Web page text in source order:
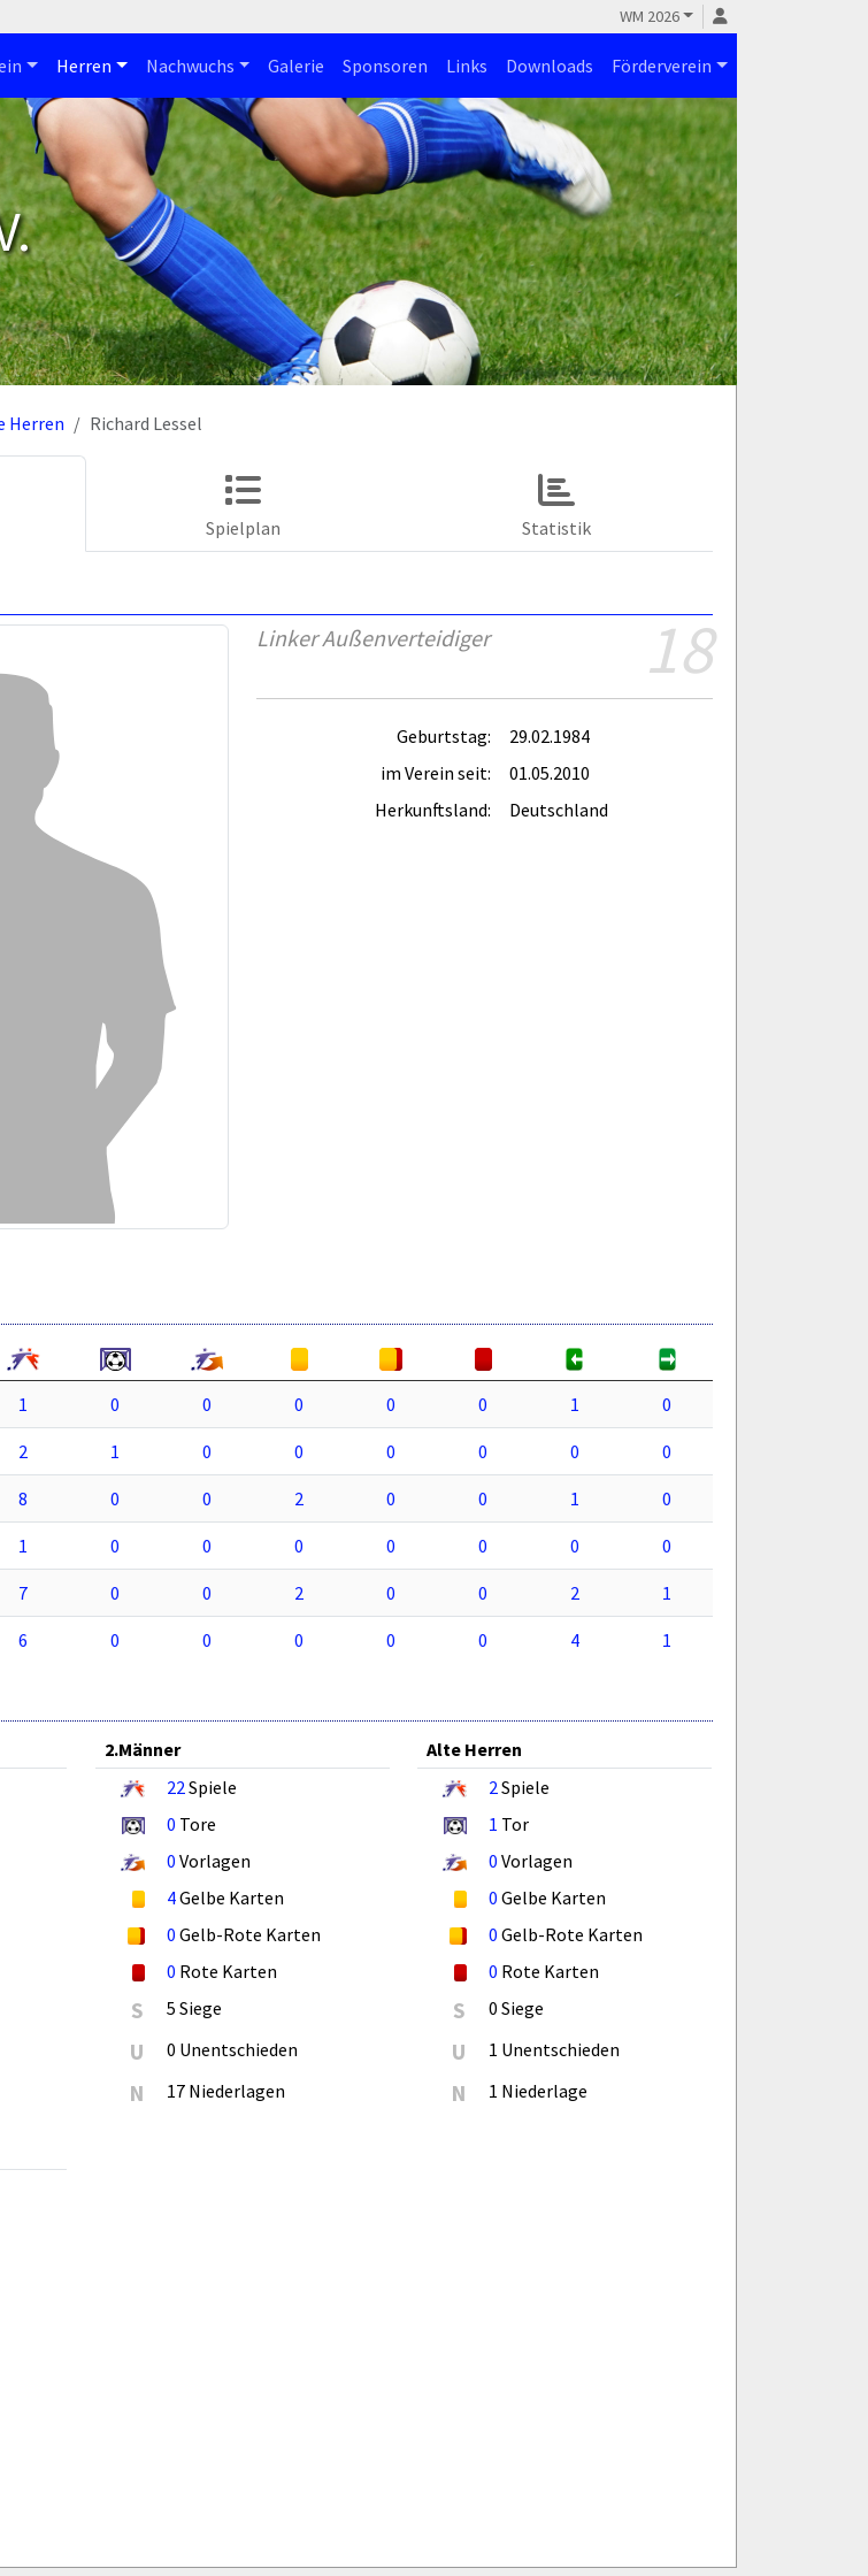
WM 2026
Herren Nachwuchs Galerie Sponsoren Links Downloads Förderverein
Herren Richard Lessel
Spielplan Statistik
18
Linker Außenverteidiger
Geburtstag:
29.02.1984
im Verein seit:
01.05.2010
Herkunftsland:
Deutschland
1 0 0 0 0 0 1 0
2 1 0 0 0 0 0 0
8 0 0 2 0 0 1 0
1 0 0 0 0 0 0 0
7 0 0 2 0 0 2 1
6 0 0 0 0 0 4 1
2.Männer
22Spiele
0 Tore
0 Vorlagen
4Gelbe Karten
0 Gelb-Rote Karten
0 Rote Karten
S 5 Siege
U 0 Unentschieden
N 17 Niederlagen
Alte Herren
2Spiele
1 Tor
0 Vorlagen
0 Gelbe Karten
0 Gelb-Rote Karten
0 Rote Karten
S 0 Siege
U 1 Unentschieden
N 1 Niederlage